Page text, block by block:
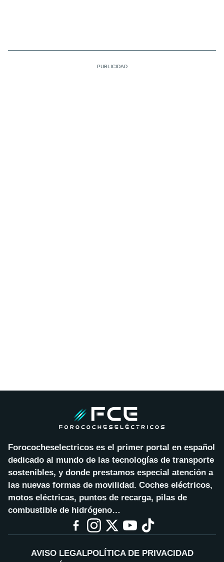
Forococheselectricos es el primer portal en español
dedicado al mundo de las tecnologías de transporte
sostenibles, y donde prestamos especial atención a
las nuevas formas de movilidad. Coches eléctricos,
motos eléctricas, puntos de recarga, pilas de
combustible de hidrógeno…
AVISO LEGALPOLÍTICA DE PRIVACIDAD